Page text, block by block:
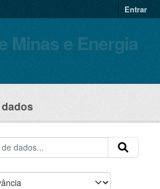
Entrar
Minas e Energia